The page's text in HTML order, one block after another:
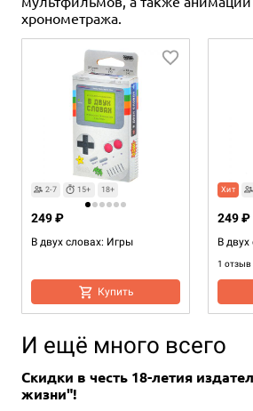
хронометража.
2-7 15+ 18+
В двух словах: Игры
249 ₽
Купить
Хит
В
1 отзыв
249 ₽
И ещё много всего
Скидки в честь 18-летия
жизни"!